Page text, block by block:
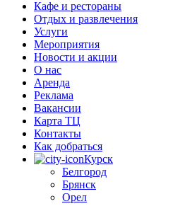
Кафе и рестораны
Отдых и развлечения
Услуги
Мероприятия
Новости и акции
О нас
Аренда
Реклама
Вакансии
Карта ТЦ
Контакты
Как добраться
Курск
Белгород
Брянск
Орел